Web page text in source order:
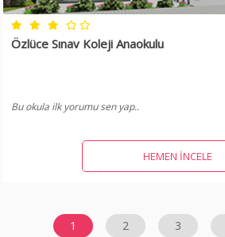
Özlüce Sınav Koleji Anaokulu
Bu okula ilk yorumu sen yap..
HEMEN İNCELE
1 2 3